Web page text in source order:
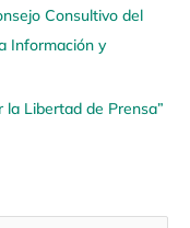
Consultivo del
Información y
la Libertad de Prensa”